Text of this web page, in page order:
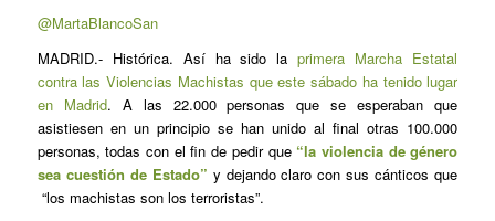
@MartaBlancoSan
MADRID.- Histórica. Así ha sido laprimera Marcha Estatal
contra las Violencias Machistas que este sábado ha tenido lugar
en Madrid. A las 22.000 personas que se esperaban que
asistiesen en un principio se han unido al final otras 100.000
personas, todas con el fin de pedir que“la violencia de género
sea cuestión de Estado” y dejando claro con sus cánticos que
“los machistas son los terroristas”.